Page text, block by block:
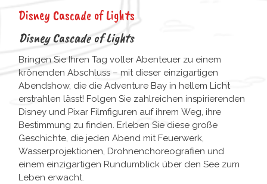
Disney Cascade of Lights
Disney Cascade of Lights
Bringen Sie Ihren Tag voller Abenteuer zu einem
krönenden Abschluss – mit dieser einzigartigen
Abendshow, die die Adventure Bay in hellem Licht
erstrahlen lässt! Folgen Sie zahlreichen inspirierenden
Disney und Pixar Filmfiguren auf ihrem Weg, ihre
Bestimmung zu finden. Erleben Sie diese große
Geschichte, die jeden Abend mit Feuerwerk,
Wasserprojektionen, Drohnenchoreografien und
einem einzigartigen Rundumblick über den See zum
Leben erwacht.